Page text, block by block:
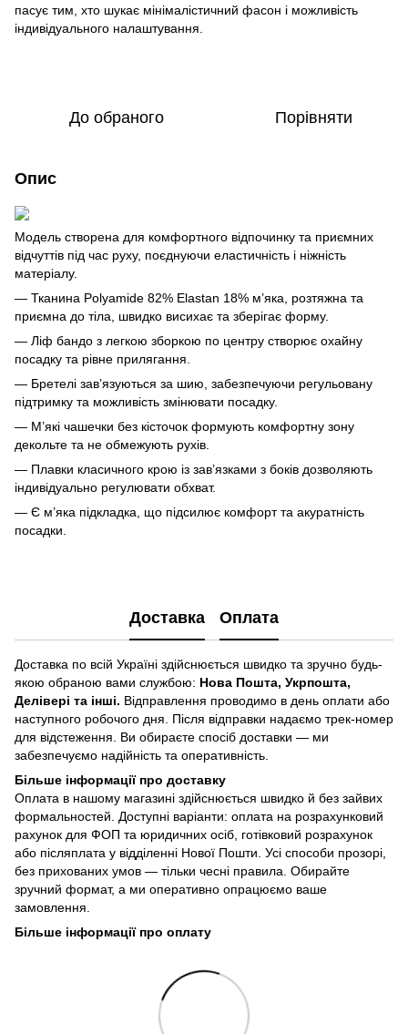
пасує тим, хто шукає мінімалістичний фасон і можливість
індивідуального налаштування.
До обраного Порівняти
Опис
Модель створена для комфортного відпочинку та приємних
відчуттів під час руху, поєднуючи еластичність і ніжність
матеріалу.
— Тканина Polyamide 82% Elastan 18% м’яка, розтяжна та
приємна до тіла, швидко висихає та зберігає форму.
— Ліф бандо з легкою зборкою по центру створює охайну
посадку та рівне прилягання.
— Бретелі зав’язуються за шию, забезпечуючи регульовану
підтримку та можливість змінювати посадку.
— М’які чашечки без кісточок формують комфортну зону
декольте та не обмежують рухів.
— Плавки класичного крою із зав’язками з боків дозволяють
індивідуально регулювати обхват.
— Є м’яка підкладка, що підсилює комфорт та акуратність
посадки.
Доставка Оплата
Доставка по всій Україні здійснюється швидко та зручно будь-
якою обраною вами службою: Нова Пошта, Укрпошта,
Делівері та інші. Відправлення проводимо в день оплати або
наступного робочого дня. Після відправки надаємо трек-номер
для відстеження. Ви обираєте спосіб доставки — ми
забезпечуємо надійність та оперативність.
Більше інформації про доставку
Оплата в нашому магазині здійснюється швидко й без зайвих
формальностей. Доступні варіанти: оплата на розрахунковий
рахунок для ФОП та юридичних осіб, готівковий розрахунок
або післяплата у відділенні Нової Пошти. Усі способи прозорі,
без прихованих умов — тільки чесні правила. Обирайте
зручний формат, а ми оперативно опрацюємо ваше
замовлення.
Більше інформації про оплату